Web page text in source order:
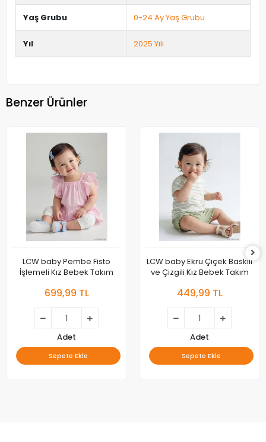
Yaş Grubu 0-24 Ay Yaş Grubu
Yıl 2025 Yılı
Benzer Ürünler
LCW baby Pembe Fisto
İşlemeli Kız Bebek Takım
699,99 TL
Adet
Sepete Ekle
LCW baby Ekru Çiçek Baskılı
ve Çizgili Kız Bebek Takım
449,99 TL
Adet
Sepete Ekle